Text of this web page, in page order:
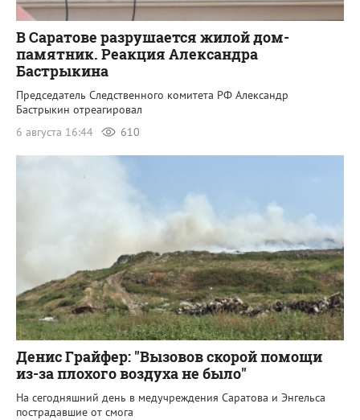
В Саратове разрушается жилой дом-
памятник. Реакция Александра
Бастрыкина
Председатель Следственного комитета РФ Александр
Бастрыкин отреагировал
6 августа 16:44
610
Денис Грайфер: "Вызовов скорой помощи
из-за плохого воздуха не было"
На сегодняшний день в медучреждения Саратова и Энгельса
пострадавшие от смога